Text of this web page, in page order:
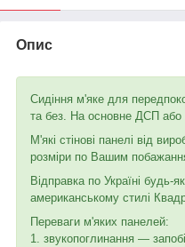
Опис
Сидіння м'яке для
та без. На основне ДСП або
М'які стінові панелі від
розміри по Вашим
Відправка по Україні будь-
американському стилі
Переваги м'яких панелей:
1. звукопоглинання —